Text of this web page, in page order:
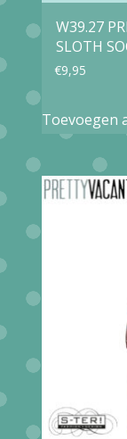
W39.27
SLOTH
€9,95
Toevoegen